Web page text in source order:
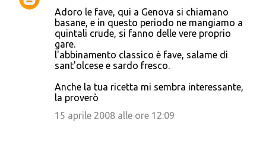
Adoro le fave, qui a Genova si chiamano
basane, e in questo periodo ne mangiamo a
quintali crude, si fanno delle vere proprio
gare.
l'abbinamento classico è fave, salame di
sant'olcese e sardo fresco.
Anche la tua ricetta mi sembra interessante,
la proverò
15 aprile 2008 alle ore 12:09